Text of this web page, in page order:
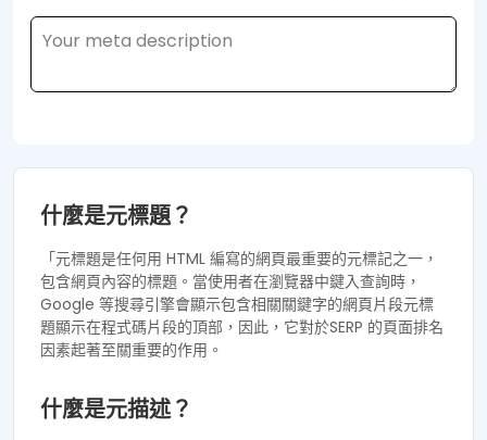
什麼是元標題？
「元標題是任何用 HTML 編寫的網頁最重要的元標記之一，
包含網頁內容的標題。當使用者在瀏覽器中鍵入查詢時，
Google 等搜尋引擎會顯示包含相關關鍵字的網頁片段元標
題顯示在程式碼片段的頂部，因此，它對於SERP 的頁面排名
因素起著至關重要的作用。
什麼是元描述？